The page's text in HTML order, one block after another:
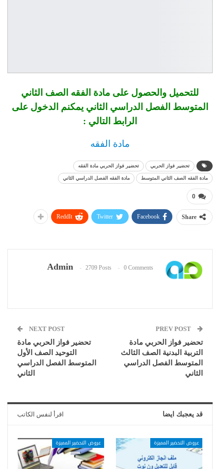
للتحميل والحصول على مادة الفقه الصف الثاني
المتوسط الفصل الدراسي الثاني يمكنم الدخول على
الرابط التالي :
مادة الفقه
تحضير فواز الحربي تحضير فواز الحربي مادة الفقه
مادة الفقه الصف الثاني المتوسط مادة الفقه الفصل الدراسي الثاني
0
Share
Facebook
Twitter
ReddIt
Admin 2709 Posts 0 Comments
تحضير فواز الحربي مادة
التربية البدنية الصف الثالث
المتوسط الفصل الدراسي
الثاني
NEXT POST
تحضير فواز الحربي مادة
التوحيد الصف الأول
المتوسط الفصل الدراسي
الثاني
قد يعجبك ايضا اقرأ لنفس الكاتب
عروض التحضير المميزة عروض التحضير المميزة